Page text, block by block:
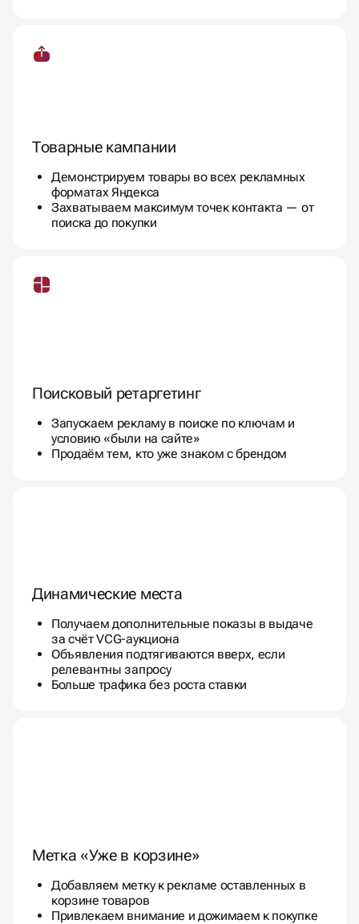
Товарные кампании
Демонстрируем товары во всех рекламных
форматах Яндекса
Захватываем максимум точек контакта — от
поиска до покупки
Поисковый ретаргетинг
Запускаем рекламу в поиске по ключам и
условию «были на сайте»
Продаём тем, кто уже знаком с брендом
Динамические места
Получаем дополнительные показы в выдаче
за счёт VCG-аукциона
Объявления подтягиваются вверх, если
релевантны запросу
Больше трафика без роста ставки
Метка «Уже в корзине»
Добавляем метку к рекламе оставленных в
корзине товаров
Привлекаем внимание и дожимаем к покупке